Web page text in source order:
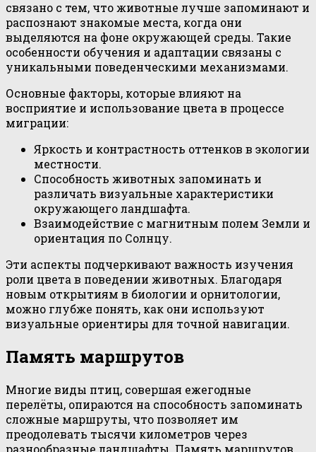
связано с тем, что животные лучше запоминают и
распознают знакомые места, когда они
выделяются на фоне окружающей среды. Такие
особенности обучения и адаптации связаны с
уникальными поведенческими механизмами.
Основные факторы, которые влияют на
восприятие и использование цвета в процессе
миграции:
Яркость и контрастность оттенков в экологии
местности.
Способность животных запоминать и
различать визуальные характеристики
окружающего ландшафта.
Взаимодействие с магнитным полем Земли и
ориентация по Солнцу.
Эти аспекты подчеркивают важность изучения
роли цвета в поведении животных. Благодаря
новым открытиям в биологии и орнитологии,
можно глубже понять, как они используют
визуальные ориентиры для точной навигации.
Память маршрутов
Многие виды птиц, совершая ежегодные
перелёты, опираются на способность запоминать
сложные маршруты, что позволяет им
преодолевать тысячи километров через
разнообразные ландшафты. Память маршрутов